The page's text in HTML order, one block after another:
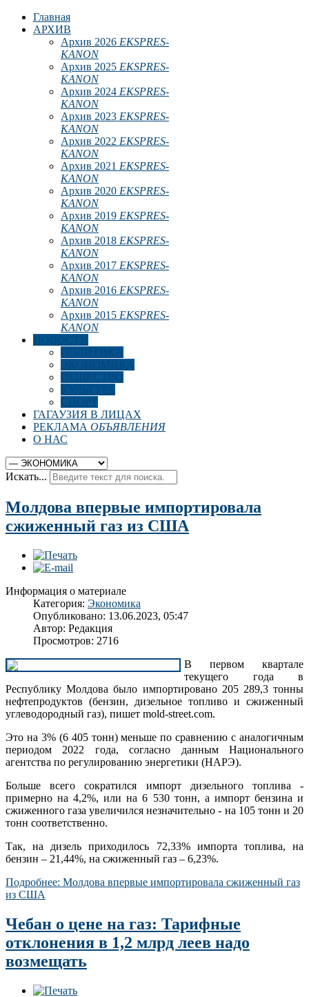
Главная
АРХИВ
Архив 2026 EKSPRES-
KANON
Архив 2025 EKSPRES-
KANON
Архив 2024 EKSPRES-
KANON
Архив 2023 EKSPRES-
KANON
Архив 2022 EKSPRES-
KANON
Архив 2021 EKSPRES-
KANON
Архив 2020 EKSPRES-
KANON
Архив 2019 EKSPRES-
KANON
Архив 2018 EKSPRES-
KANON
Архив 2017 EKSPRES-
KANON
Архив 2016 EKSPRES-
KANON
Архив 2015 EKSPRES-
KANON
НОВОСТИ
ПОЛИТИКА
ЭКОНОМИКА
ОБЩЕСТВО
КУЛЬТУРА
СПОРТ
ГАГАУЗИЯ В ЛИЦАХ
РЕКЛАМА ОБЪЯВЛЕНИЯ
О НАС
Искать...
Молдова впервые импортировала
сжиженный газ из США
Информация о материале
Категория: Экономика
Опубликовано: 13.06.2023, 05:47
Автор: Редакция
Просмотров: 2716
В первом квартале
текущего года в
Республику Молдова было импортировано 205 289,3 тонны
нефтепродуктов (бензин, дизельное топливо и сжиженный
углеводородный газ), пишет mold-street.com.
Это на 3% (6 405 тонн) меньше по сравнению с аналогичным
периодом 2022 года, согласно данным Национального
агентства по регулированию энергетики (НАРЭ).
Больше всего сократился импорт дизельного топлива -
примерно на 4,2%, или на 6 530 тонн, а импорт бензина и
сжиженного газа увеличился незначительно - на 105 тонн и 20
тонн соответственно.
Так, на дизель приходилось 72,33% импорта топлива, на
бензин – 21,44%, на сжиженный газ – 6,23%.
Подробнее: Молдова впервые импортировала сжиженный газ
из США
Чебан о цене на газ: Тарифные
отклонения в 1,2 млрд леев надо
возмещать